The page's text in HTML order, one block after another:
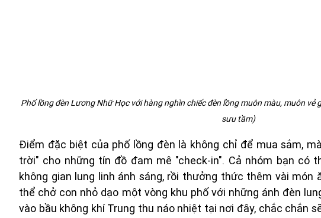
Phố lồng đèn Lương Nhữ Học với hàng nghìn chiếc đèn lồng muôn màu, muôn vẻ
sưu tầm)
Điểm đặc biệt của phố lồng đèn là không chỉ để mua sắm,
trời" cho những tín đồ đam mê "check-in". Cả nhóm bạn có
không gian lung linh ánh sáng, rồi thưởng thức thêm vài món
thể chở con nhỏ dạo một vòng khu phố với những ánh đèn
vào bầu không khí Trung thu náo nhiệt tại nơi đây, chắc chắn